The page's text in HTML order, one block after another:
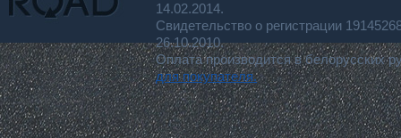
14.02.2014.
Свидетельство о регистрации
26.10.2010.
Оплата производится в белорусских
для покупателя.